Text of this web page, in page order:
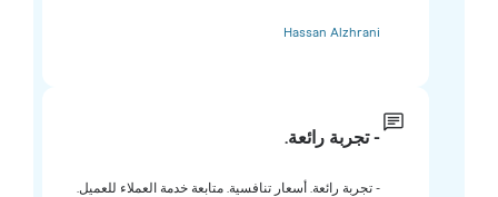
Hassan Alzhrani
- تجربة رائعة.
- تجربة رائعة. أسعار تنافسية. متابعة خدمة العملاء للعميل.